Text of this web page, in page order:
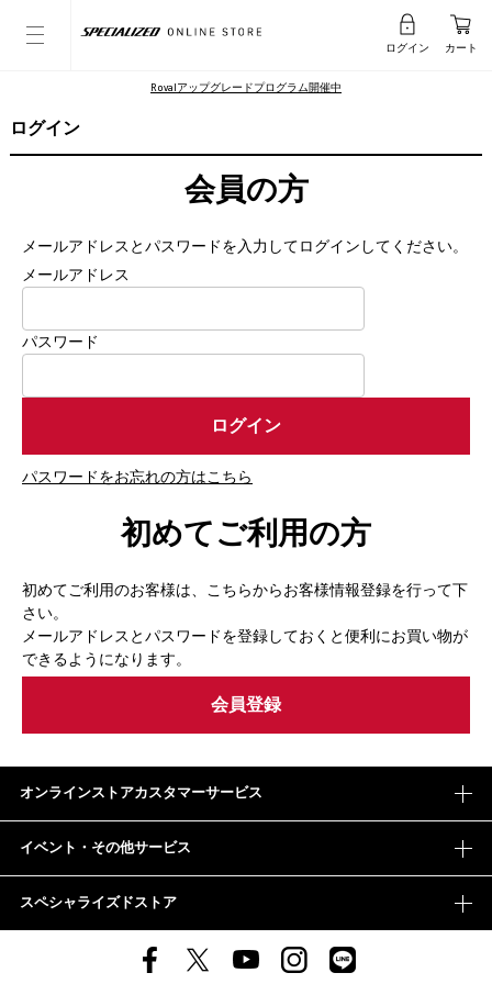
ログイン カート
Rovalアップグレードプログラム開催中
ログイン
会員の方
メールアドレスとパスワードを入力してログインしてください。
メールアドレス
パスワード
パスワードをお忘れの方はこちら
初めてご利用の方
初めてご利用のお客様は、こちらからお客様情報登録を行って下
さい。
メールアドレスとパスワードを登録しておくと便利にお買い物が
できるようになります。
オンラインストアカスタマーサービス
イベント・その他サービス
スペシャライズドストア